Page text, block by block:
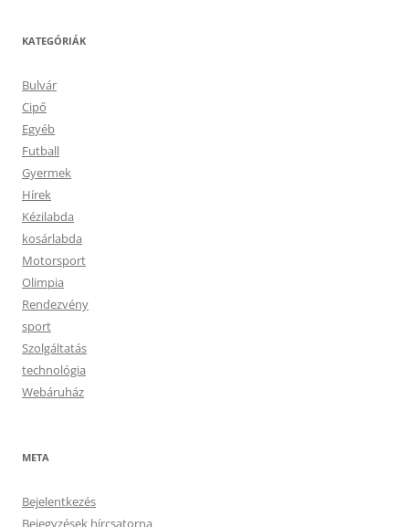
KATEGÓRIÁK
Bulvár
Cipő
Egyéb
Futball
Gyermek
Hírek
Kézilabda
kosárlabda
Motorsport
Olimpia
Rendezvény
sport
Szolgáltatás
technológia
Webáruház
META
Bejelentkezés
Bejegyzések hírcsatorna